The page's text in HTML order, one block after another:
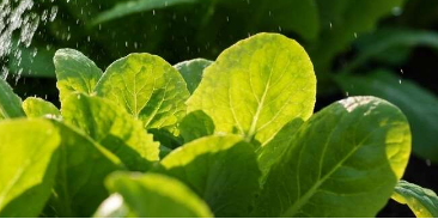
:
a
de 300L,
pour une
une
et
:
–
(résistant
utilisation de longue
durée et diminue la
nécessité de
manipulations
fréquentes, augmentant
ainsi l'efficacité du
compostage et de la
fermentation
INFORMATIONS SUR LE
COMPOSTEUR DE JARDIN
: Dimensions totales :
60,5L x 60,5l x 81,5H cm ;